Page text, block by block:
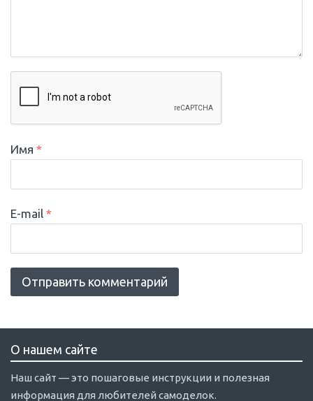
Имя *
E-mail *
О нашем сайте
Наш сайт — это пошаговые инструкции и полезная
информация для любителей самоделок.